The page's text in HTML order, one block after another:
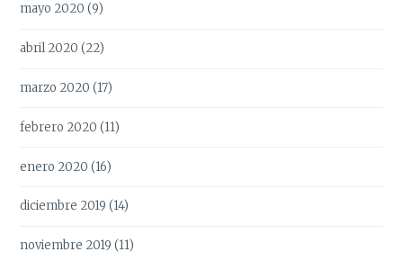
mayo 2020 (9)
abril 2020 (22)
marzo 2020 (17)
febrero 2020 (11)
enero 2020 (16)
diciembre 2019 (14)
noviembre 2019 (11)